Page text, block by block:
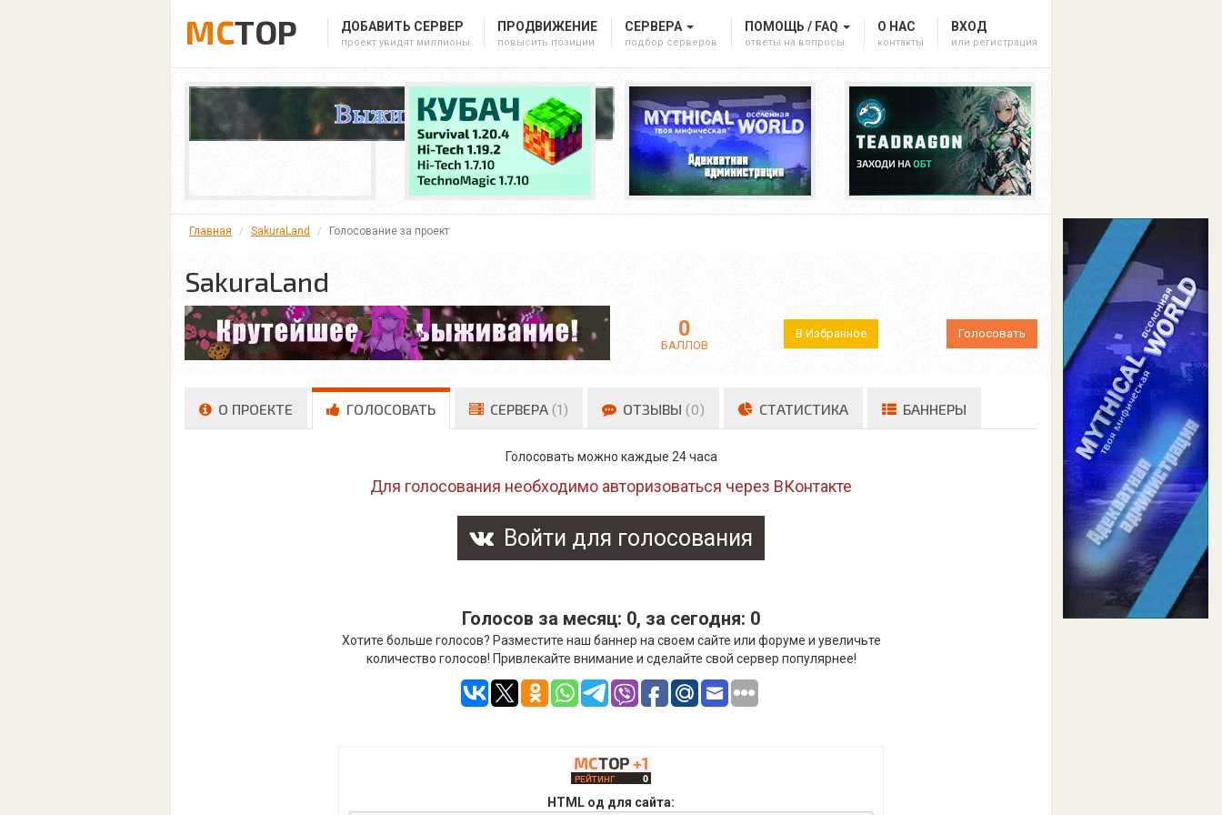
MCTOP ДОБАВИТЬ СЕРВЕР
проект увидят миллионы
ПРОДВИЖЕНИЕ
повысить позиции
СЕРВЕРА
подбор серверов
ПОМОЩЬ / FAQ
ответы на вопросы
О НАС
контакты
ВХОД
или регистрация
Главная SakuraLand Голосование за проект
SakuraLand
0
БАЛЛОВ
В Избранное Голосовать
О ПРОЕКТЕ ГОЛОСОВАТЬ СЕРВЕРА (1) ОТЗЫВЫ (0) СТАТИСТИКА БАННЕРЫ
Голосовать можно каждые 24 часа
Для голосования необходимо авторизоваться через ВКонтакте
Войти для голосования
Голосов за месяц: 0, за сегодня: 0
Хотите больше голосов? Разместите наш баннер на своем сайте или форуме и увеличьте
количество голосов! Привлекайте внимание и сделайте свой сервер популярнее!
HTML од для сайта: